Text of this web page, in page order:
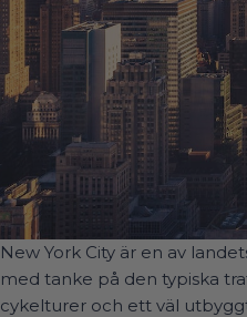
New York City är en av
med tanke på den typiska
cykelturer och ett väl